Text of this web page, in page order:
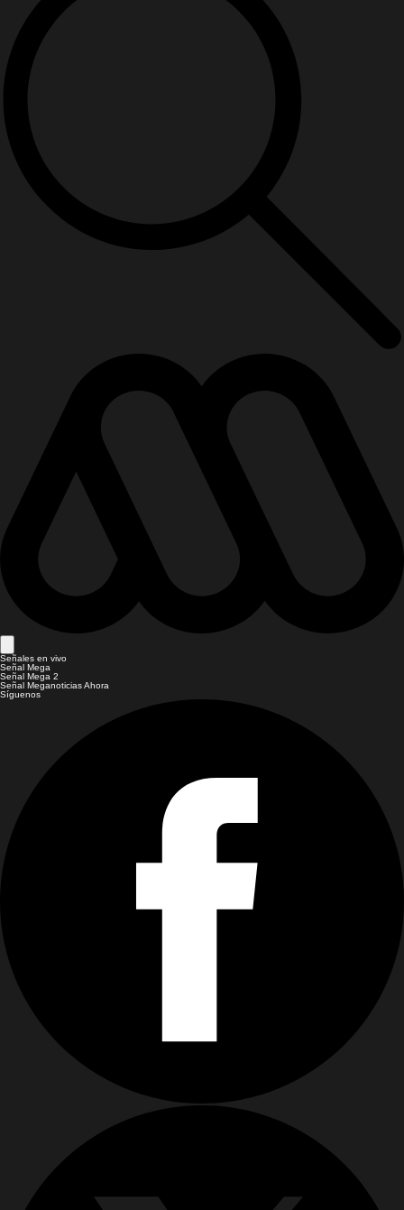
Señales en vivo
Señal Mega
Señal Mega 2
Señal Meganoticias Ahora
Síguenos